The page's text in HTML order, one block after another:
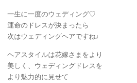
一生に一度のウェディング♡
運命のドレスが決まったら
次はウェディングヘアですね♩
ヘアスタイルは花嫁さまをより
美しく、ウェディングドレスを
より魅力的に見せて